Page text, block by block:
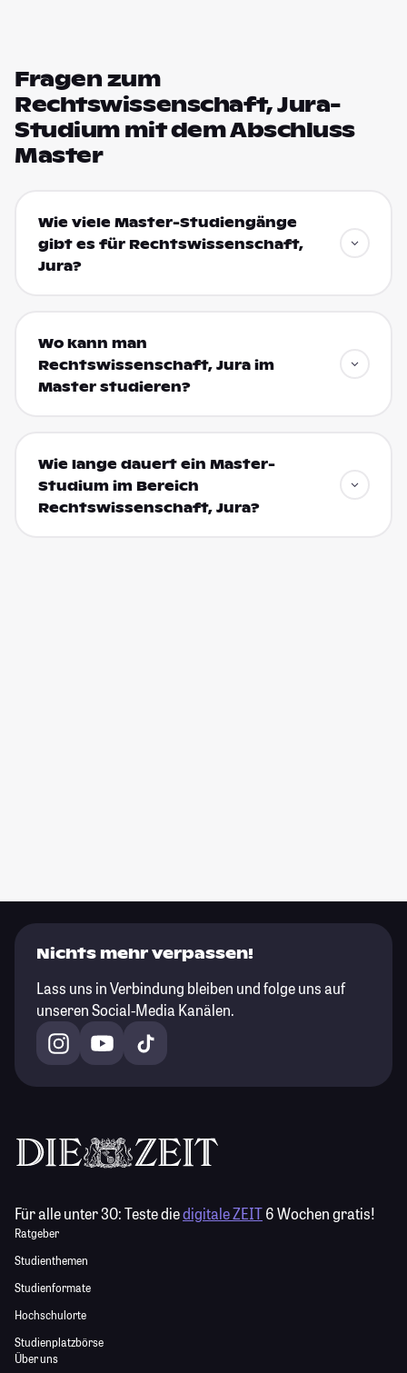
Fragen zum
Rechtswissenschaft, Jura-
Studium mit dem Abschluss
Master
Wie viele Master-Studiengänge
gibt es für Rechtswissenschaft,
Jura?
Wo kann man
Rechtswissenschaft, Jura im
Master studieren?
Wie lange dauert ein Master-
Studium im Bereich
Rechtswissenschaft, Jura?
Nichts mehr verpassen!
Lass uns in Verbindung bleiben und folge uns auf
unseren Social-Media Kanälen.
Für alle unter 30:Teste diedigitale ZEIT6 Wochen gratis!
Ratgeber
Studienthemen
Studienformate
Hochschulorte
Studienplatzbörse
Über uns